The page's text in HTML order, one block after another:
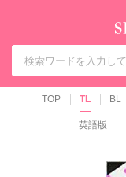
TOP TL BL
英語版